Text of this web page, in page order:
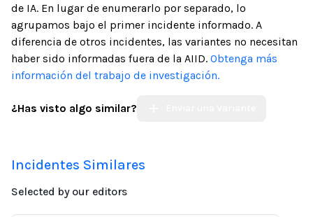
de IA. En lugar de enumerarlo por separado, lo
agrupamos bajo el primer incidente informado. A
diferencia de otros incidentes, las variantes no necesitan
haber sido informadas fuera de la AIID. Obtenga más
información del trabajo de investigación.
¿Has visto algo similar?
Incidentes Similares
Selected by our editors